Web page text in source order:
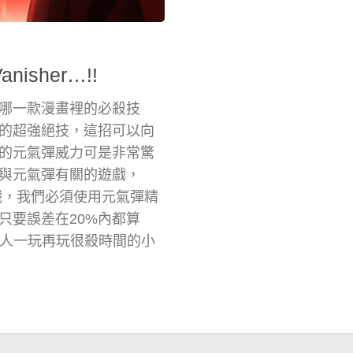
一款漫畫裡的必殺技
超強絕技，這招可以向
元氣彈威力可是非常驚
元氣彈有關的遊戲，
我們必須使用元氣彈精
要誤差在20%內都算
一玩再玩很殺時間的小